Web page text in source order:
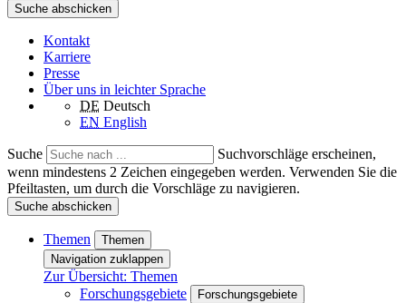
Suche abschicken
Kontakt
Karriere
Presse
Über uns in leichter Sprache
DE Deutsch
EN English
Suche
Suchvorschläge erscheinen,
wenn mindestens 2 Zeichen eingegeben werden. Verwenden Sie die
Pfeiltasten, um durch die Vorschläge zu navigieren.
Suche abschicken
Themen
Themen
Navigation zuklappen
Zur Übersicht: Themen
Forschungsgebiete
Forschungsgebiete